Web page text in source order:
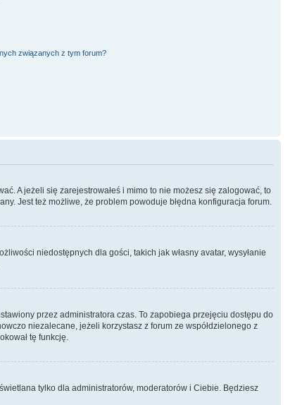
związanych z tym forum?
A jeżeli się zarejestrowałeś i mimo to nie możesz się zalogować, to
Jest też możliwe, że problem powoduje błędna konfiguracja forum.
niedostępnych dla gości, takich jak własny avatar, wysyłanie
przez administratora czas. To zapobiega przejęciu dostępu do
niezalecane, jeżeli korzystasz z forum ze współdzielonego z
tę funkcję.
tylko dla administratorów, moderatorów i Ciebie. Będziesz